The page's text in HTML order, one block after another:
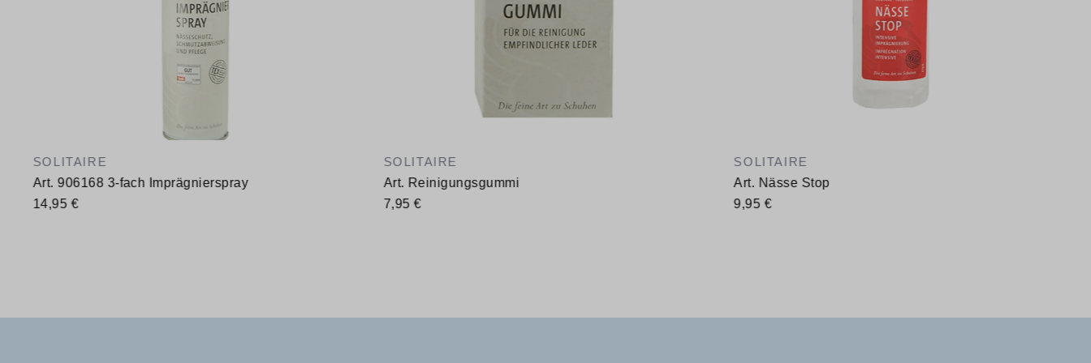
SOLITAIRE
Art. 906168 3-fach Imprägnierspray
14,95 €
SOLITAIRE
Art. Reinigungsgummi
7,95 €
SOLITAIRE
Art. Nässe Stop
9,95 €